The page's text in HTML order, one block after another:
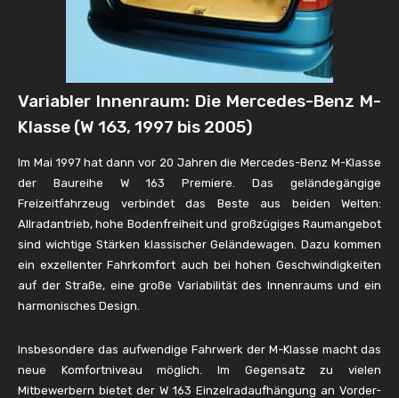
Variabler Innenraum: Die Mercedes-Benz M-
Klasse (W 163, 1997 bis 2005)
Im Mai 1997 hat dann vor 20 Jahren die Mercedes-Benz M-Klasse
der Baureihe W 163 Premiere. Das geländegängige
Freizeitfahrzeug verbindet das Beste aus beiden Welten:
Allradantrieb, hohe Bodenfreiheit und großzügiges Raumangebot
sind wichtige Stärken klassischer Geländewagen. Dazu kommen
ein exzellenter Fahrkomfort auch bei hohen Geschwindigkeiten
auf der Straße, eine große Variabilität des Innenraums und ein
harmonisches Design.
Insbesondere das aufwendige Fahrwerk der M-Klasse macht das
neue Komfortniveau möglich. Im Gegensatz zu vielen
Mitbewerbern bietet der W 163 Einzelradaufhängung an Vorder-